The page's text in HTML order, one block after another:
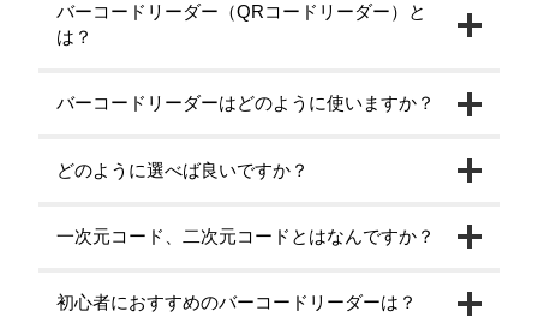
バーコードリーダー（QRコードリーダー）と
は？
バーコードリーダーはどのように使いますか？
どのように選べば良いですか？
一次元コード、二次元コードとはなんですか？
初心者におすすめのバーコードリーダーは？